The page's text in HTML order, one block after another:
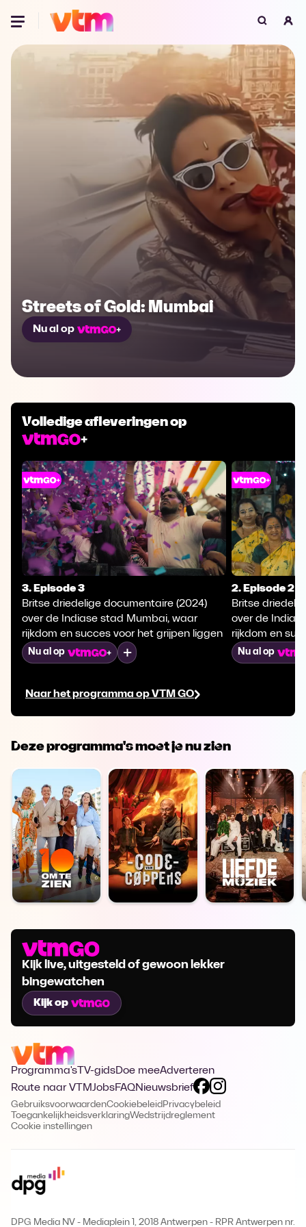
Voor je onze programma's gaat ontdekken,
best je browser updaten of hieronder één
van de ondersteunde browsers
downloaden.
Google Chrome Download
Firefox Download
Safari Download
Microsoft Edge Download
Download
Streets of Gold: Mumbai
Nu al op
Volledige afleveringen op
Naar het programma op VTM GO
3. Episode 3
Britse driedelige documentaire (2024)
over de Indiase stad Mumbai, waar
rijkdom en succes voor het grijpen liggen
Nu al op
2. Episode 2
Britse
over de
rijkdom en
Nu al op
Deze programma's moet je nu zien
Kijk live, uitgesteld of gewoon lekker
bingewatchen
Kijk op
Programma's TV-gidsDoe meeAdverteren
Route naar VTMJobsFAQNieuwsbrief
GebruiksvoorwaardenCookiebeleid Privacybeleid
ToegankelijkheidsverklaringWedstrijdreglement
Cookie instellingen
DPG Media NV - Mediaplein 1, 2018 Antwerpen - RPR Antwerpen nr.